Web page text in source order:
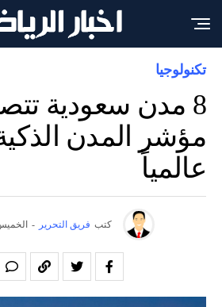
تكنولوجيا
8 مدن سعودية
عالمياً
كتب فريق التحرير - الخميس 02 أبريل